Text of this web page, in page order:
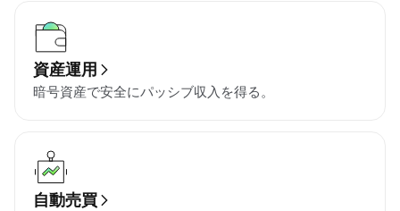
資産運用
暗号資産で安全にパッシブ収入を得る。
自動売買